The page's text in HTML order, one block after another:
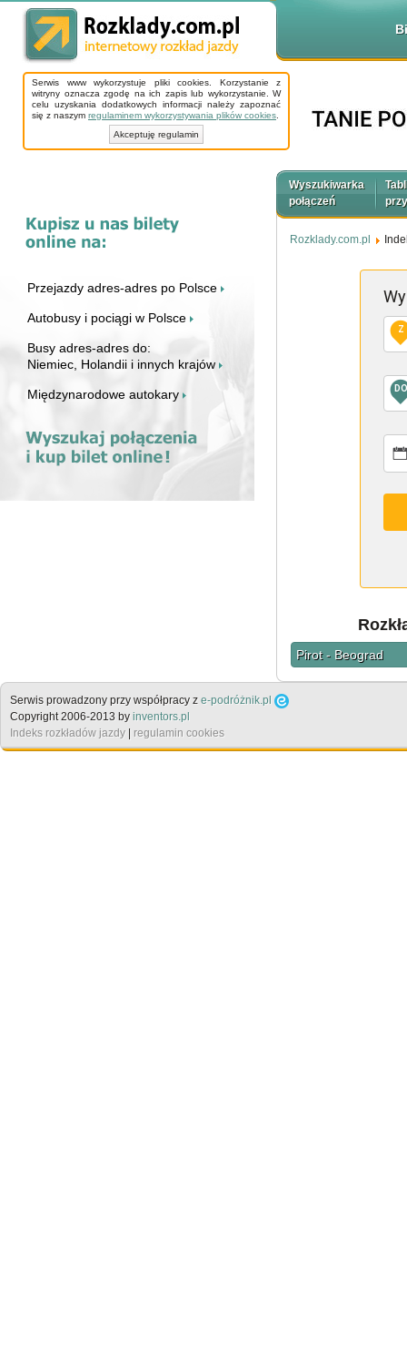
Serwis www wykorzystuje pliki cookies. Korzystanie z
witryny oznacza zgodę na ich zapis lub wykorzystanie. W
celu uzyskania dodatkowych informacji należy zapoznać
się z naszym regulaminem wykorzystywania plików cookies
Akceptuję regulamin
Przejazdy adres-adres po Polsce
Autobusy i pociągi w Polsce
Busy adres-adres do:
Niemiec, Holandii i innych krajów
Międzynarodowe autokary
Wyszukiwarka
połączeń
Rozklady.com.pl
Z
DO
Pirot - Beograd
Serwis prowadzony przy współpracy z e-podróżnik.pl
Copyright 2006-2013 by inventors.pl
Indeks rozkładów jazdy | regulamin cookies